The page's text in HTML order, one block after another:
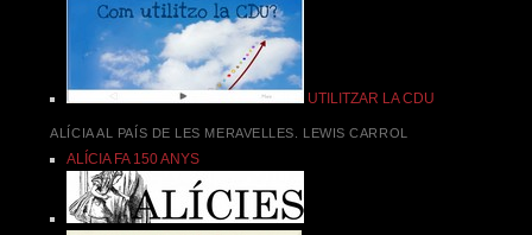
UTILITZAR LA CDU
ALÍCIA AL PAÍS DE LES MERAVELLES. LEWIS CARROL
ALÍCIA FA 150 ANYS